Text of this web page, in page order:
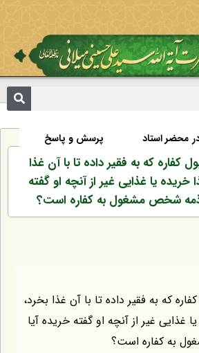
پرسش و پاسخ محضر استاد
کفاره که به فقیر داده تا با آن غذا
خریده یا غذایی غیر از آنچه او گفته
ذمه شخص مشغول به کفاره است؟
که به فقیر داده تا با آن غذا بخرد،
غذایی غیر از آنچه او گفته خریده آیا
به کفاره است؟